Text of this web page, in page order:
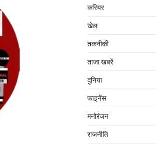
करियर
खेल
तकनीकी
ताजा खबरें
दुनिया
फाइनेंस
मनोरंजन
राजनीति